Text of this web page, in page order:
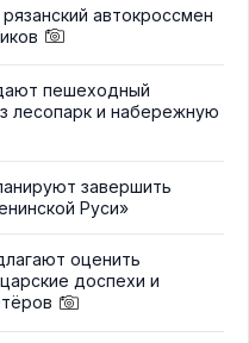
автокроссмен
пешеходный
лесопарк и набережную
завершить
Руси»
оценить
доспехи и